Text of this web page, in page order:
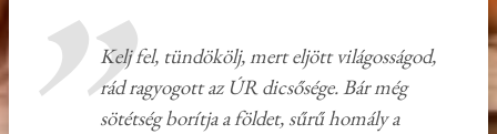
Kelj fel, tündökölj, mert eljött világosságod,
rád ragyogott az ÚR dicsősége. Bár még
sötétség borítja a földet, sűrű homály a